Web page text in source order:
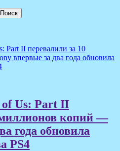
Part II перевалили за 10
впервые за два года обновила
Us: Part II
копий —
года обновила
PS4